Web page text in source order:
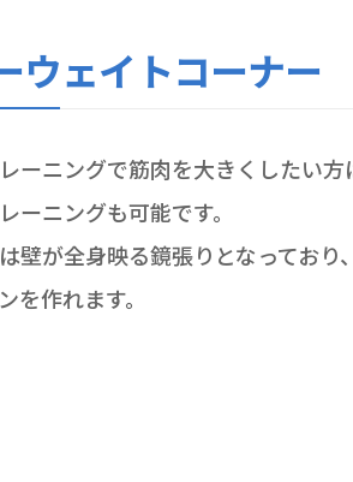
ウェイトコーナー
ーニングで筋肉を大きくしたい方
ーニングも可能です。
壁が全身映る鏡張りとなってお
を作れます。